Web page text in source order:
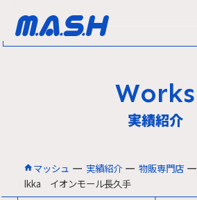
Works
実績紹介
マッシュ ー 実績紹介ー 物販専門店ー
Ikka イオンモール長久手